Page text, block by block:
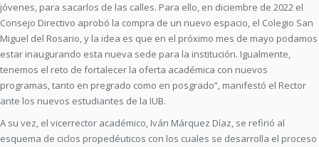
jóvenes, para sacarlos de las calles. Para ello, en diciembre de 2022 el
Consejo Directivo aprobó la compra de un nuevo espacio, el Colegio San
Miguel del Rosario, y la idea es que en el próximo mes de mayo podamos
estar inaugurando esta nueva sede para la institución. Igualmente,
tenemos el reto de fortalecer la oferta académica con nuevos
programas, tanto en pregrado como en posgrado”, manifestó el Rector
ante los nuevos estudiantes de la IUB.
A su vez, el vicerrector académico, Iván Márquez Díaz, se refirió al
esquema de ciclos propedéuticos con los cuales se desarrolla el proceso